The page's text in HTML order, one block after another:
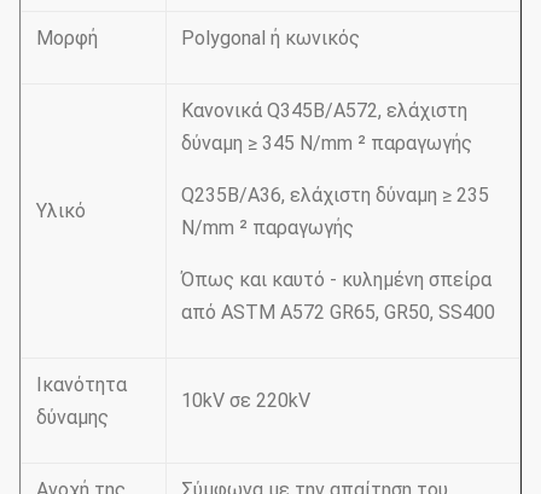
Μορφή Polygonal ή κωνικός
Υλικό
Κανονικά Q345B/A572, ελάχιστη
δύναμη ≥ 345 N/mm ² παραγωγής
Q235B/A36, ελάχιστη δύναμη ≥ 235
N/mm ² παραγωγής
Όπως και καυτό - κυλημένη σπείρα
από ASTM A572 GR65, GR50, SS400
Ικανότητα
δύναμης
10kV σε 220kV